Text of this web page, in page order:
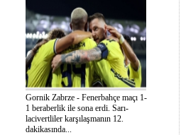
Gornik Zabrze - Fenerbahçe maçı 1-
1 beraberlik ile sona erdi. Sarı-
lacivertliler karşılaşmanın 12.
dakikasında...